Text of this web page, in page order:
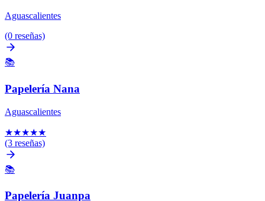
Aguascalientes
(0 reseñas)
📚
Papelería Nana
Aguascalientes
★★★★★
(3 reseñas)
📚
Papelería Juanpa